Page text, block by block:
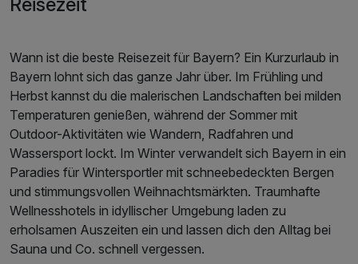
Wann ist die beste Reisezeit für Bayern? Ein Kurzurlaub in
Bayern lohnt sich das ganze Jahr über. Im Frühling und
Herbst kannst du die malerischen Landschaften bei milden
Temperaturen genießen, während der Sommer mit
Outdoor-Aktivitäten wie Wandern, Radfahren und
Wassersport lockt. Im Winter verwandelt sich Bayern in ein
Paradies für Wintersportler mit schneebedeckten Bergen
und stimmungsvollen Weihnachtsmärkten. Traumhafte
Wellnesshotels in idyllischer Umgebung laden zu
erholsamen Auszeiten ein und lassen dich den Alltag bei
Sauna und Co. schnell vergessen.